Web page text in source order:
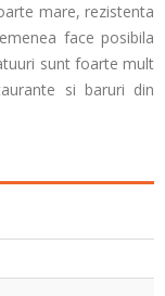
mare, rezistenta
face posibila
sunt foarte mult
si baruri din